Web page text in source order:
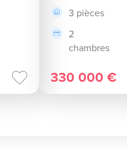
3 pièces
2
chambres
330 000 €